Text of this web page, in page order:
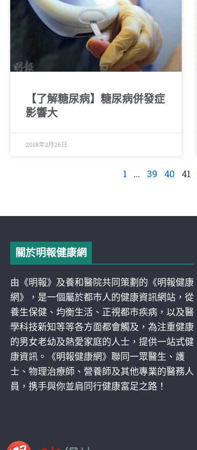
【了解糖尿病】糖尿病併發症
影響大
2018年3月26日
1 ... 39 40 41
關於明報健康網
由《明報》及養和醫院共同策劃的《明報健康
網》，是一個屬於都巿人的健康資訊網站，從
養生保健、均衡生活、正視都巿疾病，以及醫
學科技新知等等各方面都會觸及，為注重健康
的男女老幼及熱愛家庭的人士，提供一站式健
康資訊。《明報健康網》聯同一眾醫生、護
士、物理治療師、營養師及其他專業的醫務人
員，携手與你並肩同行健康富足之路！